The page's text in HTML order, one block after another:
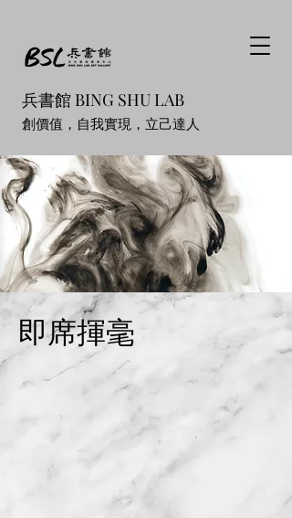
兵書館 BING SHU LAB
創價值，自我實現，立己達人
​即席揮毫